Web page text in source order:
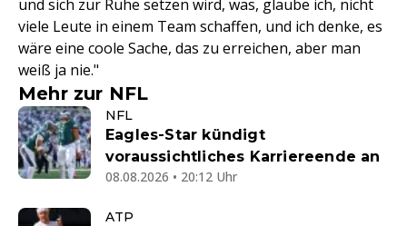
und sich zur Ruhe setzen wird, was, glaube ich, nicht
viele Leute in einem Team schaffen, und ich denke, es
wäre eine coole Sache, das zu erreichen, aber man
weiß ja nie."
Mehr zur NFL
NFL
Eagles-Star kündigt
voraussichtliches Karriereende an
08.08.2026 • 20:12 Uhr
ATP